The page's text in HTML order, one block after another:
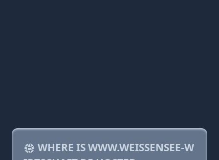
WHERE IS WWW.WEISSENSEE-W